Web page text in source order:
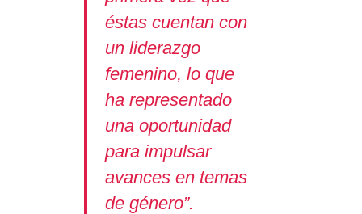
éstas cuentan con
un liderazgo
femenino, lo que
ha representado
una oportunidad
para impulsar
avances en temas
de género”.